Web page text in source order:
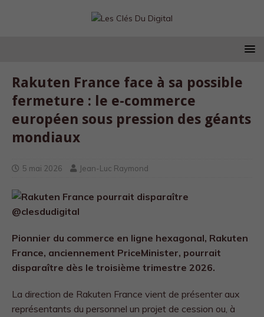
Rakuten France face à sa possible
fermeture : le e-commerce
européen sous pression des géants
mondiaux
5 mai 2026 Jean-Luc Raymond
Pionnier du commerce en ligne hexagonal, Rakuten
France, anciennement PriceMinister, pourrait
disparaître dès le troisième trimestre 2026.
La direction de Rakuten France vient de présenter aux
représentants du personnel un projet de cession ou, à